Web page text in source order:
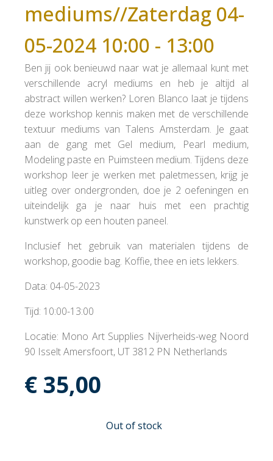
mediums//Zaterdag 04-
05-2024 10:00 - 13:00
Ben jij ook benieuwd naar wat je allemaal kunt met
verschillende acryl mediums en heb je altijd al
abstract willen werken? Loren Blanco laat je tijdens
deze workshop kennis maken met de verschillende
textuur mediums van Talens Amsterdam. Je gaat
aan de gang met Gel medium, Pearl medium,
Modeling paste en Puimsteen medium. Tijdens deze
workshop leer je werken met paletmessen, krijg je
uitleg over ondergronden, doe je 2 oefeningen en
uiteindelijk ga je naar huis met een prachtig
kunstwerk op een houten paneel.
Inclusief het gebruik van materialen tijdens de
workshop, goodie bag. Koffie, thee en iets lekkers.
Data: 04-05-2023
Tijd: 10:00-13:00
Locatie: Mono Art Supplies Nijverheids-weg Noord
90 Isselt Amersfoort, UT 3812 PN Netherlands
€ 35,00
Out of stock